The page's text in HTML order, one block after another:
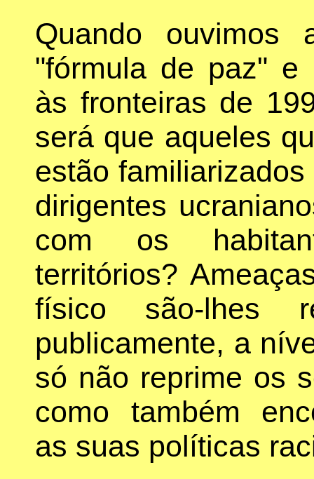
Quando ouvimos
"fórmula de paz" e
às fronteiras de
será que aqueles
estão
dirigentes
com os
territórios?
físico são-lhes
publicamente, a
só não reprime os
como também
as suas políticas